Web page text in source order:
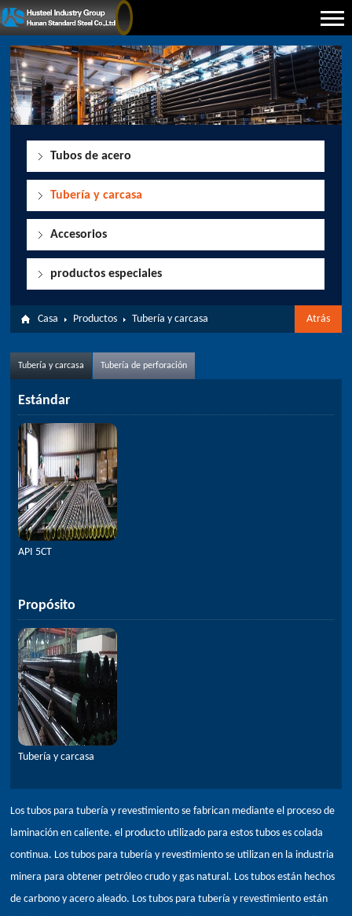
Tubos de acero
Tubería y carcasa
Accesorios
productos especiales
Atrás
Casa Productos Tubería y carcasa
Tubería y carcasa Tubería de perforación
Estándar
API 5CT
Propósito
Tubería y carcasa
Los tubos para tubería y revestimiento se fabrican mediante el proceso de
laminación en caliente. el producto utilizado para estos tubos es colada
continua. Los tubos para tubería y revestimiento se utilizan en la industria
minera para obtener petróleo crudo y gas natural. Los tubos están hechos
de carbono y acero aleado. Los tubos para tubería y revestimiento están